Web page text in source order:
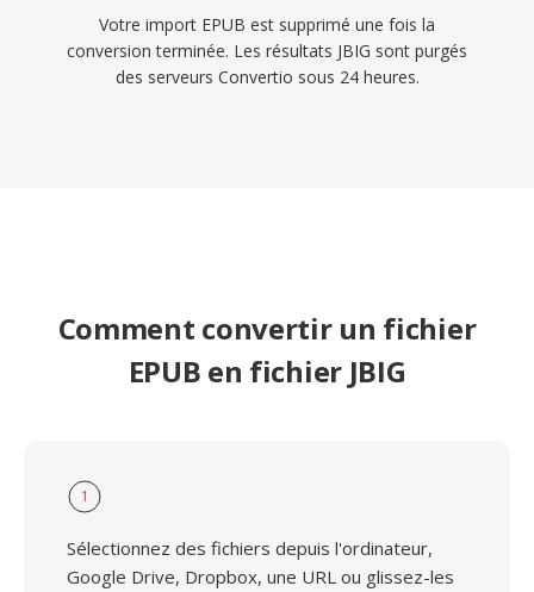
Votre import EPUB est supprimé une fois la
conversion terminée. Les résultats JBIG sont purgés
des serveurs Convertio sous 24 heures.
Comment convertir un fichier
EPUB en fichier JBIG
1
Sélectionnez des fichiers depuis l'ordinateur,
Google Drive, Dropbox, une URL ou glissez-les